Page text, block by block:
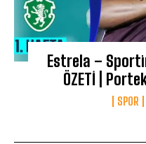
Estrela –
ÖZETİ |
SPOR